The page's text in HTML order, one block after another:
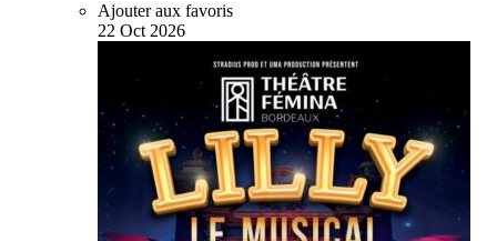
Ajouter aux favoris
22 Oct 2026